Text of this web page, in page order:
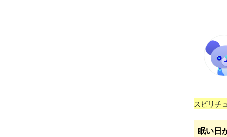
スピリチ
眠い日